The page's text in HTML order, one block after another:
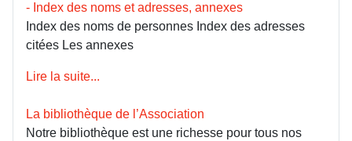
- Index des noms et adresses, annexes
Index des noms de personnes Index des adresses
citées Les annexes
Lire la suite...
La bibliothèque de l’Association
Notre bibliothèque est une richesse pour tous nos